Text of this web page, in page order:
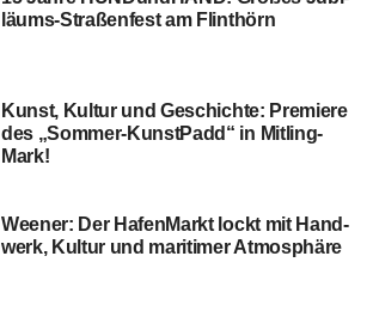
lä­ums-Stra­ßen­fest am Flinthörn
Kunst, Kul­tur und Geschich­te: Pre­mie­re
des „Som­mer-Kunst­Padd“ in Mitling-
Mark!
Wee­ner: Der Hafen­Markt lockt mit Hand­
werk, Kul­tur und mari­ti­mer Atmosphäre